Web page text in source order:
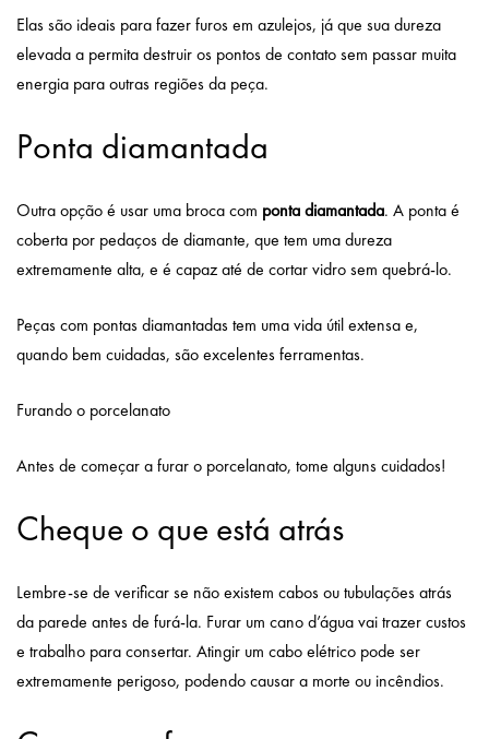
Elas são ideais para fazer furos em azulejos, já que sua dureza
elevada a permita destruir os pontos de contato sem passar muita
energia para outras regiões da peça.
Ponta diamantada
Outra opção é usar uma broca com ponta diamantada. A ponta é
coberta por pedaços de diamante, que tem uma dureza
extremamente alta, e é capaz até de cortar vidro sem quebrá-lo.
Peças com pontas diamantadas tem uma vida útil extensa e,
quando bem cuidadas, são excelentes ferramentas.
Furando o porcelanato
Antes de começar a furar o porcelanato, tome alguns cuidados!
Cheque o que está atrás
Lembre-se de verificar se não existem cabos ou tubulações atrás
da parede antes de furá-la. Furar um cano d’água vai trazer custos
e trabalho para consertar. Atingir um cabo elétrico pode ser
extremamente perigoso, podendo causar a morte ou incêndios.